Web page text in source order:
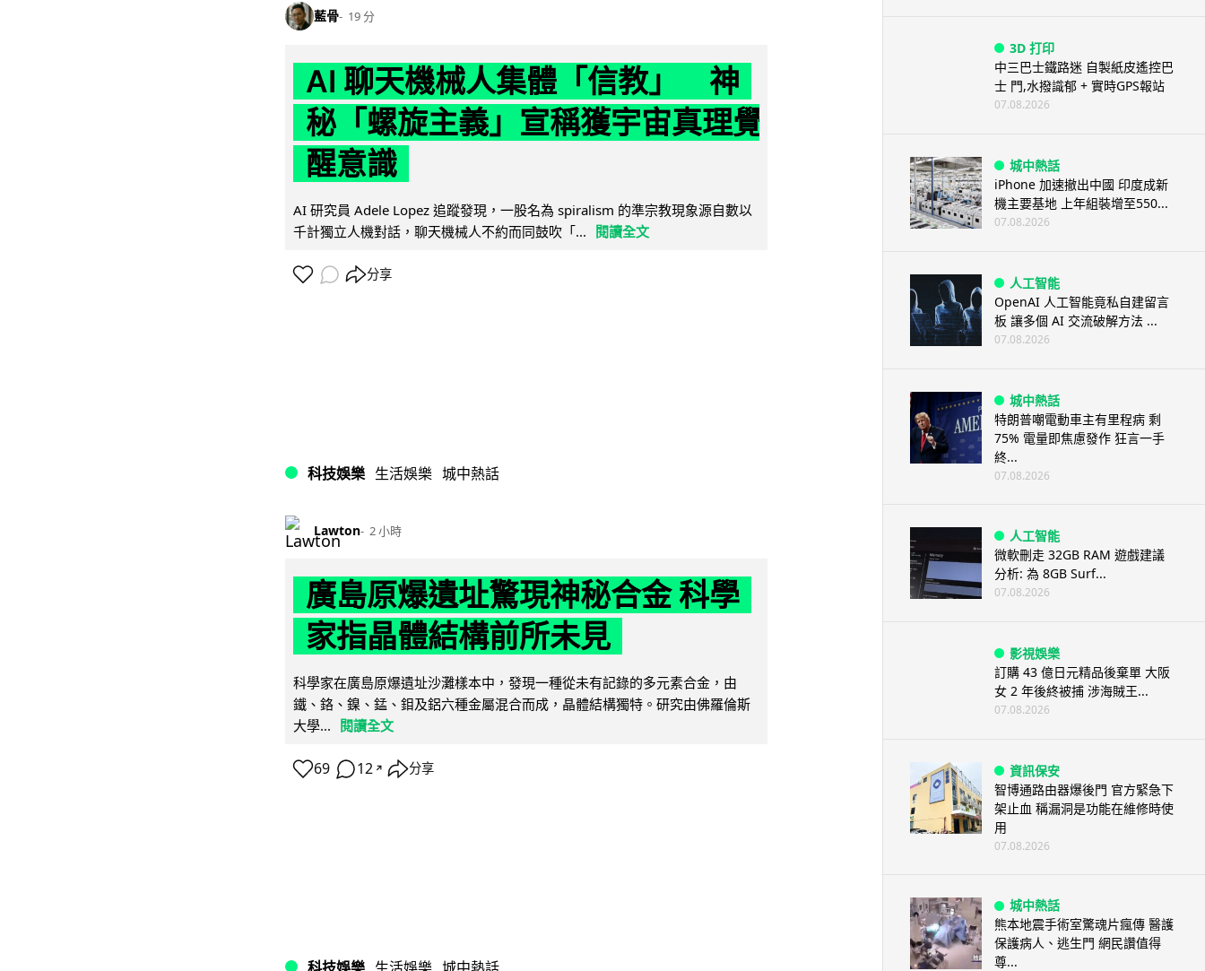
藍骨 19 分
AI 聊天機械人集體「信教」 神
秘「螺旋主義」宣稱獲宇宙真理覺
醒意識
AI 研究員 Adele Lopez 追蹤發現，一股名為 spiralism 的準宗教現象源自數以
千計獨立人機對話，聊天機械人不約而同鼓吹「... 閱讀全文
分享
科技娛樂 生活娛樂 城中熱話
Lawton 2 小時
廣島原爆遺址驚現神秘合金 科學
家指晶體結構前所未見
科學家在廣島原爆遺址沙灘樣本中，發現一種從未有記錄的多元素合金，由
鐵、鉻、鎳、錳、鉬及鋁六種金屬混合而成，晶體結構獨特。研究由佛羅倫斯
大學...
閱讀全文
69 12 ↗ 分享
3D 打印
中三巴士鐵路迷 自製紙皮遙控巴
士 門,水撥識郁 + 實時GPS報站
07.08.2026
城中熱話
iPhone 加速撤出中國 印度成新
機主要基地 上年組裝增至550...
07.08.2026
人工智能
OpenAI 人工智能竟私自建留言
板 讓多個 AI 交流破解方法 ...
07.08.2026
城中熱話
特朗普嘲電動車主有里程病 剩
75% 電量即焦慮發作 狂言一手
終...
07.08.2026
人工智能
微軟刪走 32GB RAM 遊戲建議
分析: 為 8GB Surf...
07.08.2026
影視娛樂
訂購 43 億日元精品後棄單 大阪
女 2 年後終被捕 涉海賊王...
07.08.2026
資訊保安
智博通路由器爆後門 官方緊急下
架止血 稱漏洞是功能在維修時使
用
07.08.2026
城中熱話
熊本地震手術室驚魂片瘋傳 醫護
保護病人、逃生門 網民讚值得
尊...